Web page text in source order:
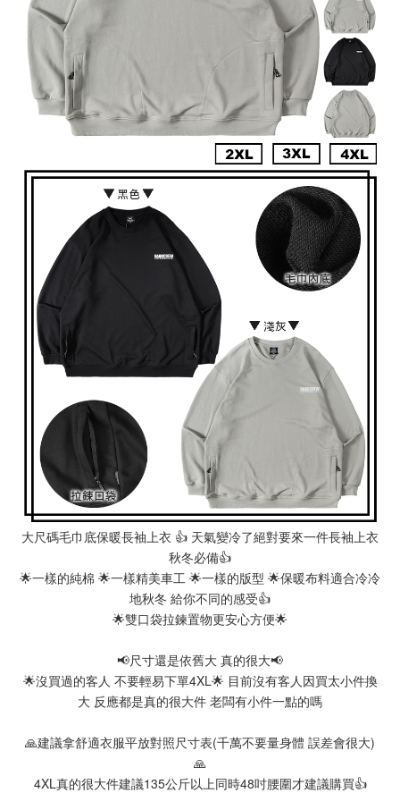
大尺碼毛巾底保暖長袖上衣 👍 天氣變冷了絕對要來一件長袖上衣
秋冬必備👍
🌟一樣的純棉 🌟一樣精美車工 🌟一樣的版型 🌟保暖布料適合冷冷
地秋冬 給你不同的感受👍
🌟雙口袋拉鍊置物更安心方便🌟
📢尺寸還是依舊大 真的很大📢
🌟沒買過的客人 不要輕易下單4XL🌟 目前沒有客人因買太小件換
大 反應都是真的很大件 老闆有小件一點的嗎
🙏建議拿舒適衣服平放對照尺寸表(千萬不要量身體 誤差會很大)
🙏
4XL真的很大件建議135公斤以上同時48吋腰圍才建議購買👍